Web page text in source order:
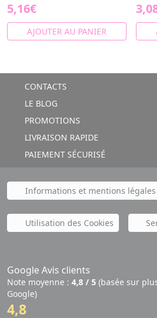
5,16€
AJOUTER AU PANIER
CONTACTS
LE BLOG
PROMOTIONS
LIVRAISON RAPIDE
PAIEMENT SÉCURISÉ
Informations et mentions légales
Utilisation des Cookies
Google Avis clients
Note moyenne : 4,8 / 5 (basée sur
Google)
4,8